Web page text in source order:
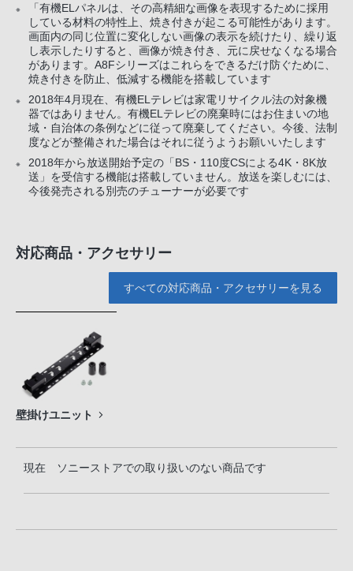
※
「有機ELパネルは、その高精細な画像を表現するために採用
している材料の特性上、焼き付きが起こる可能性があります。
画面内の同じ位置に変化しない画像の表示を続けたり、繰り返
し表示したりすると、画像が焼き付き、元に戻せなくなる場合
があります。A8Fシリーズはこれらをできるだけ防ぐために、
焼き付きを防止、低減する機能を搭載しています
※
2018年4月現在、有機ELテレビは家電リサイクル法の対象機
器ではありません。有機ELテレビの廃棄時にはお住まいの地
域・自治体の条例などに従って廃棄してください。今後、法制
度などが整備された場合はそれに従うようお願いいたします
※
2018年から放送開始予定の「BS・110度CSによる4K・8K放
送」を受信する機能は搭載していません。放送を楽しむには、
今後発売される別売のチューナーが必要です
対応商品・アクセサリー
すべての対応商品・アクセサリーを見る
壁掛けユニット
現在 ソニーストアでの取り扱いのない商品です